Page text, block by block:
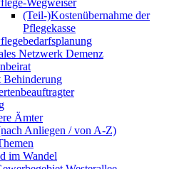
Wegweiser
(Teil-)Kostenübernahme der
Pflegekasse
Netzwerk Demenz
Behinderung
Ämter
Anliegen / von A-Z)
im Wandel